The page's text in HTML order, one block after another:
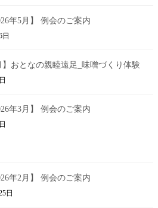
年5月】 例会のご案内
日
】おとなの親睦遠足_味噌づくり体験
年3月】 例会のご案内
年2月】 例会のご案内
日